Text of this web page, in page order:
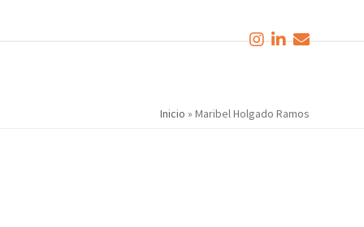
Inicio » Maribel Holgado Ramos